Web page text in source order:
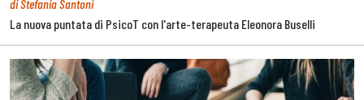
di Stefania Santoni
La nuova puntata di PsicoT con l'arte-terapeuta Eleonora Buselli